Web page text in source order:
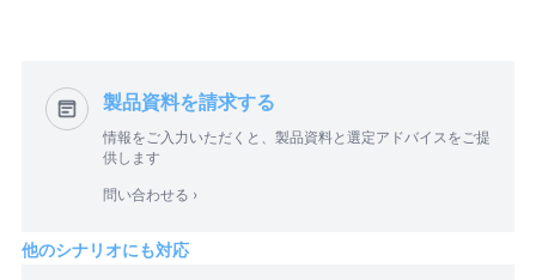
製品資料を請求する
情報をご入力いただくと、製品資料と選定アドバイスをご提
供します
問い合わせる ›
他のシナリオにも対応